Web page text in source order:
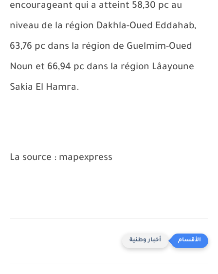
encourageant qui a atteint 58,30 pc au
niveau de la région Dakhla-Oued Eddahab,
63,76 pc dans la région de Guelmim-Oued
Noun et 66,94 pc dans la région Lâayoune
Sakia El Hamra.
La source : mapexpress
أخبار وطنية